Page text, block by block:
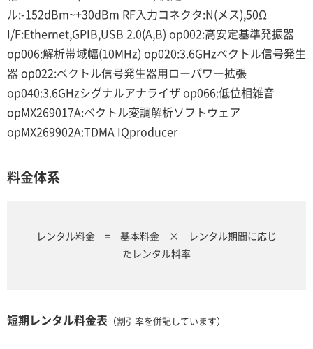
ル:-152dBm~+30dBm RF入力コネクタ:N(メス),50Ω
I/F:Ethernet,GPIB,USB 2.0(A,B) op002:高安定基準発振器
op006:解析帯域幅(10MHz) op020:3.6GHzベクトル信号発生
器 op022:ベクトル信号発生器用ローパワー拡張
op040:3.6GHzシグナルアナライザ op066:低位相雑音
opMX269017A:ベクトル変調解析ソフトウェア
opMX269902A:TDMA IQproducer
料金体系
レンタル料金 = 基本料金 × レンタル期間に応じ
たレンタル料率
短期レンタル料金表 （割引率を併記しています）